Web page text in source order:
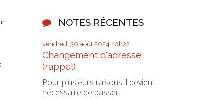
NOTES RÉCENTES
vendredi 30 août 2024 10h22
Changement d'adresse
(rappel)
Pour plusieurs raisons il devient
nécessaire de passer...